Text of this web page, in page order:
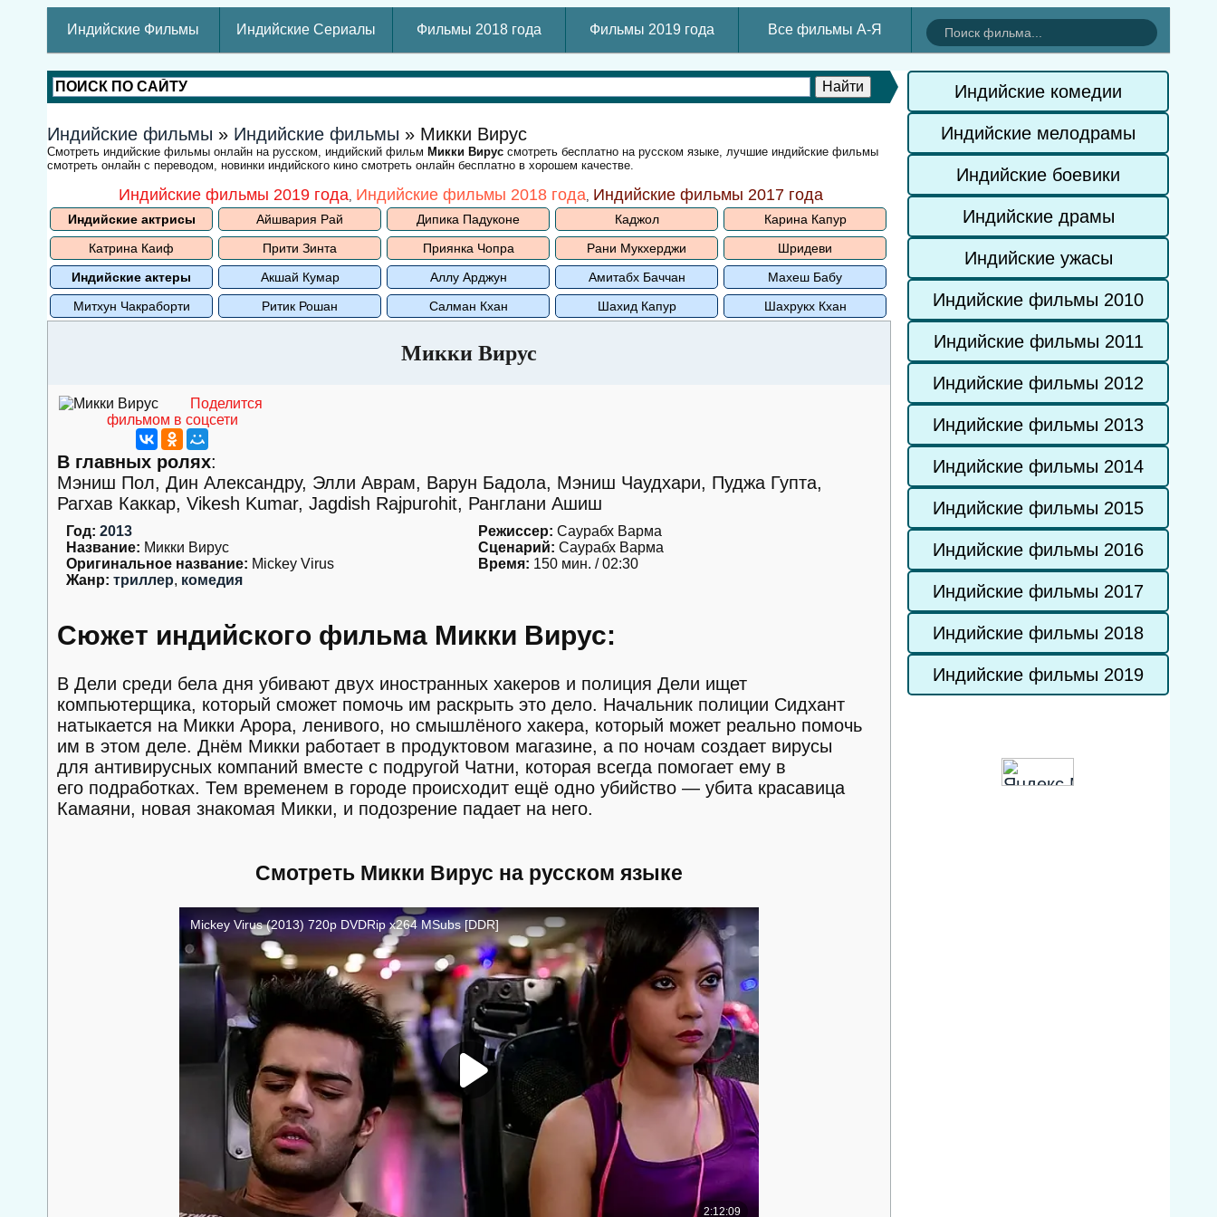
Индийские Фильмы Индийские Сериалы Фильмы 2018 года Фильмы 2019 года Все фильмы А-Я
Индийские фильмы » Индийские фильмы » Микки Вирус
Смотреть индийские фильмы онлайн на русском, индийский фильм Микки Вирус смотреть бесплатно на русском языке, лучшие индийские фильмы
смотреть онлайн с переводом, новинки индийского кино смотреть онлайн бесплатно в хорошем качестве.
Индийские фильмы 2019 года, Индийские фильмы 2018 года, Индийские фильмы 2017 года
Индийские актрисы Айшвария Рай Дипика Падуконе Каджол
Карина Капур
Катрина Каиф
Прити Зинта Приянка Чопра Рани Мукхерджи
Шридеви
Индийские актеры
Акшай Кумар Аллу Арджун Амитабх Баччан
Махеш Бабу
Митхун Чакраборти
Ритик Рошан Салман Кхан Шахид Капур Шахрукх Кхан
Микки Вирус
Поделится
фильмом в соцсети
В главных ролях:
Мэниш Пол, Дин Александру, Элли Аврам, Варун Бадола, Мэниш Чаудхари, Пуджа Гупта,
Рагхав Каккар, Vikesh Kumar, Jagdish Rajpurohit, Ранглани Ашиш
Год: 2013
Название: Микки Вирус
Оригинальное название: Mickey Virus
Жанр: триллер, комедия
Режиссер: Саурабх Варма
Сценарий: Саурабх Варма
Время: 150 мин. / 02:30
Сюжет индийского фильма Микки Вирус:
В Дели среди бела дня убивают двух иностранных хакеров и полиция Дели ищет
компьютерщика, который сможет помочь им раскрыть это дело. Начальник полиции Сидхант
натыкается на Микки Арора, ленивого, но смышлёного хакера, который может реально помочь
им в этом деле. Днём Микки работает в продуктовом магазине, а по ночам создает вирусы
для антивирусных компаний вместе с подругой Чатни, которая всегда помогает ему в
его подработках. Тем временем в городе происходит ещё одно убийство — убита красавица
Камаяни, новая знакомая Микки, и подозрение падает на него.
Смотреть Микки Вирус на русском языке
Индийские комедии
Индийские мелодрамы
Индийские боевики
Индийские драмы
Индийские ужасы
Индийские фильмы 2010
Индийские фильмы 2011
Индийские фильмы 2012
Индийские фильмы 2013
Индийские фильмы 2014
Индийские фильмы 2015
Индийские фильмы 2016
Индийские фильмы 2017
Индийские фильмы 2018
Индийские фильмы 2019